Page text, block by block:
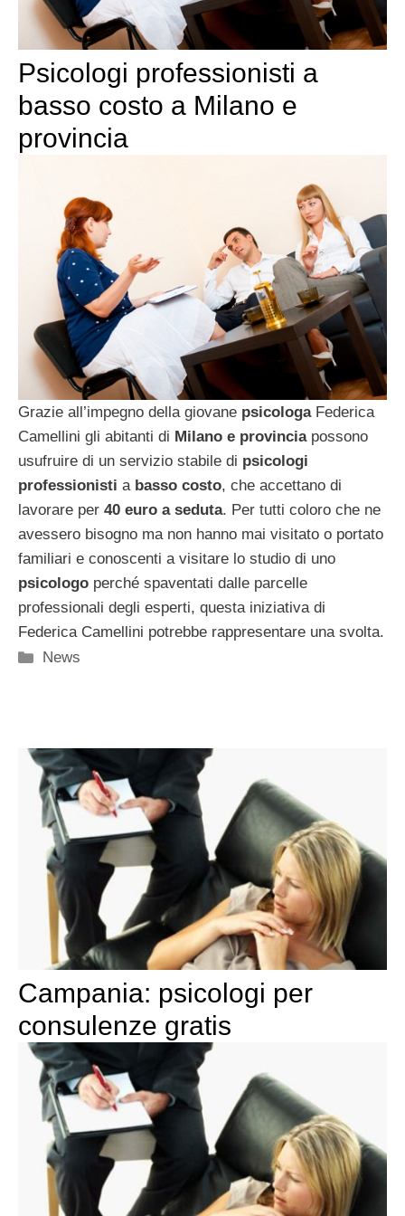
Psicologi professionisti a
basso costo a Milano e
provincia
Grazie all’impegno della giovane psicologaFederica
Camellini gli abitanti di Milano e provinciapossono
usufruire di un servizio stabile di psicologi
professionisti abasso costo, che accettano di
lavorare per 40 euro a seduta. Per tutti coloro che ne
avessero bisogno ma non hanno mai visitato o portato
familiari e conoscenti a visitare lo studio di uno
psicologo perché spaventati dalle parcelle
professionali degli esperti, questa iniziativa di
Federica Camellini potrebbe rappresentare una svolta.
Categorie
News
Campania: psicologi per
consulenze gratis